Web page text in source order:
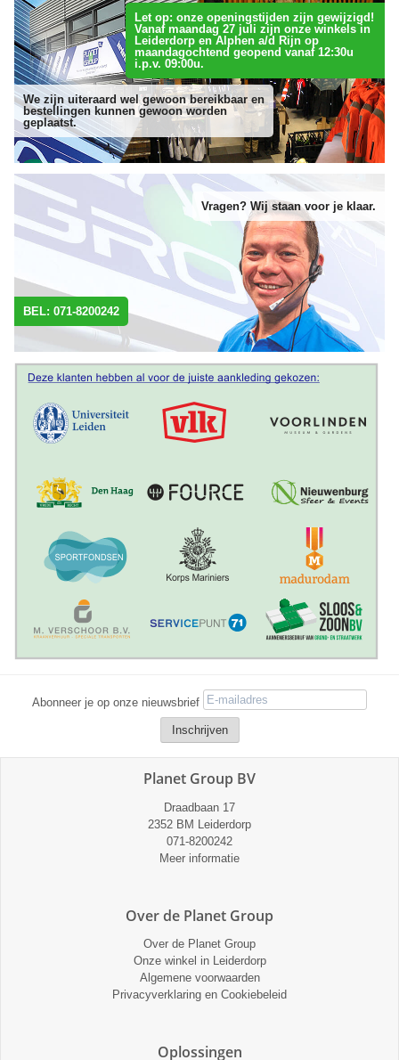
Let op: onze openingstijden zijn gewijzigd!
Vanaf maandag 27 juli zijn onze winkels in
Leiderdorp en Alphen a/d Rijn op
maandagochtend geopend vanaf 12:30u
i.p.v. 09:00u.
We zijn uiteraard wel gewoon bereikbaar en
bestellingen kunnen gewoon worden
geplaatst.
Vragen? Wij staan voor je klaar.
BEL: 071-8200242
Abonneer je op onze nieuwsbrief
Planet Group BV
Draadbaan 17
2352 BM Leiderdorp
071-8200242
Meer informatie
Over de Planet Group
Over de Planet Group
Onze winkel in Leiderdorp
Algemene voorwaarden
Privacyverklaring en Cookiebeleid
Oplossingen